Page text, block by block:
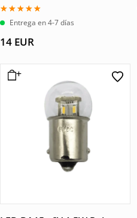
Valorado
con
de 5
Entrega en 4-7 días
14 EUR